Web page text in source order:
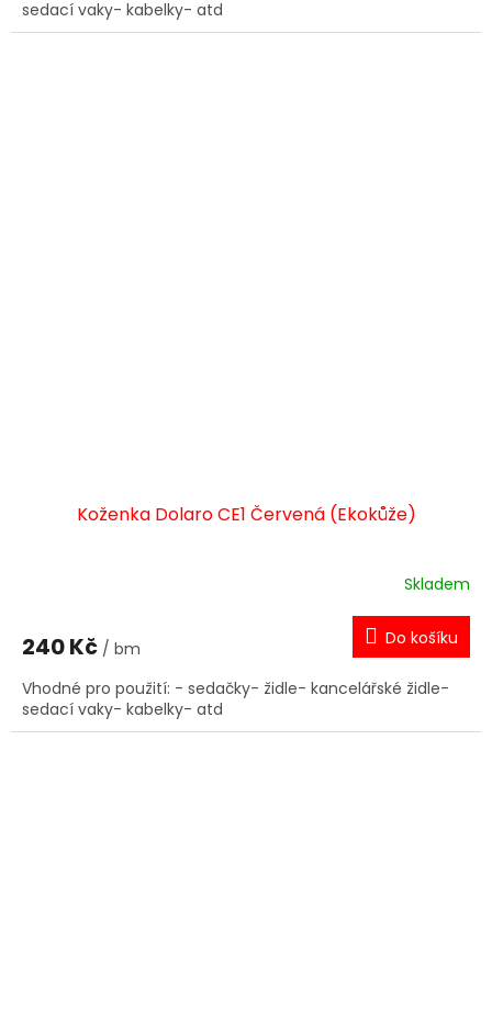
sedací vaky- kabelky- atd
Koženka Dolaro CE1 Červená (Ekokůže)
Skladem
240 Kč / bm Do košíku
Vhodné pro použití: - sedačky- židle- kancelářské židle-
sedací vaky- kabelky- atd